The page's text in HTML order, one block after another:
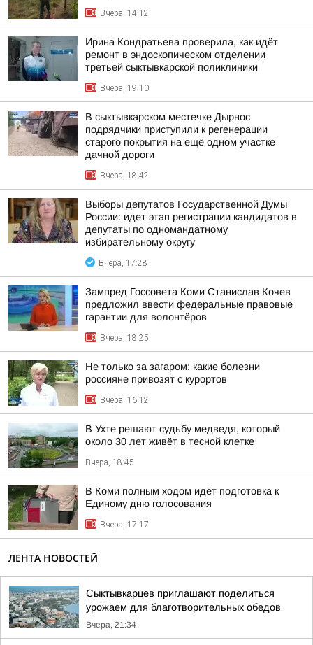
Вчера, 14:12
Ирина Кондратьева проверила, как идёт
ремонт в эндоскопическом отделении
третьей сыктывкарской поликлиники
Вчера, 19:10
В сыктывкарском местечке Дырнос
подрядчики приступили к регенерации
старого покрытия на ещё одном участке
дачной дороги
Вчера, 18:42
Выборы депутатов Государственной Думы
России: идет этап регистрации кандидатов в
депутаты по одномандатному
избирательному округу
Вчера, 17:28
Зампред Госсовета Коми Станислав Кочев
предложил ввести федеральные правовые
гарантии для волонтёров
Вчера, 18:25
Не только за загаром: какие болезни
россияне привозят с курортов
Вчера, 16:12
В Ухте решают судьбу медведя, который
около 30 лет живёт в тесной клетке
Вчера, 18:45
В Коми полным ходом идёт подготовка к
Единому дню голосования
Вчера, 17:17
ЛЕНТА НОВОСТЕЙ
Сыктывкарцев приглашают поделиться
урожаем для благотворительных обедов
Вчера, 21:34